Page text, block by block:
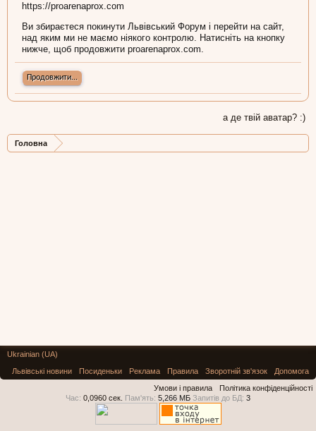
https://proarenaprox.com
Ви збираєтеся покинути Львівський Форум і перейти на сайт,
над яким ми не маємо ніякого контролю. Натисніть на кнопку
нижче, щоб продовжити proarenaprox.com.
Продовжити...
а де твій аватар? :)
Головна
Ukrainian (UA)
Львівські новини
Посиденьки Реклама Правила Зворотній зв'язок
Допомога
Умови і правила
Політика конфіденційності
Час: 0,0960 сек. Пам'ять: 5,266 МБ Запитів до БД: 3